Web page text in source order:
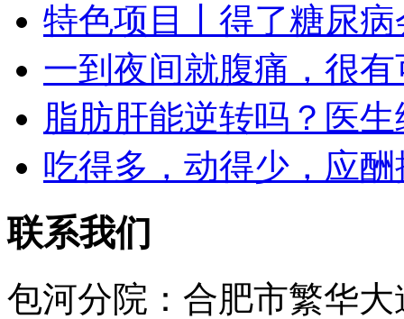
特色项目丨得了糖尿
一到夜间就腹痛，很
脂肪肝能逆转吗？医
吃得多，动得少，应
联系我们
包河分院：合肥市繁华